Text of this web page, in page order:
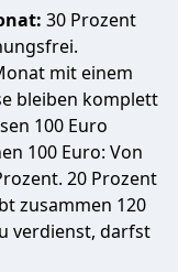
30 Prozent
mit einem
bleiben komplett
100 Euro
100 Euro: Von
20 Prozent
zusammen 120
verdienst, darfst